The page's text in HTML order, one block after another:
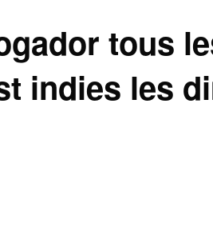
tous
indies les